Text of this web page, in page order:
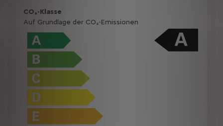
CO₂-Klasse
Auf Grundlage der CO₂-Emissionen